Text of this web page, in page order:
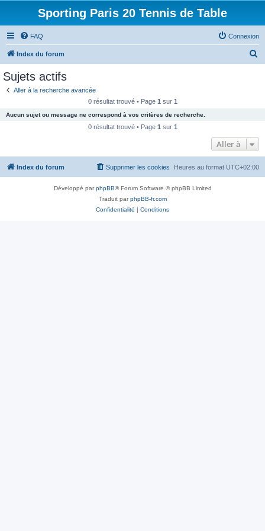
Sporting Paris 20 Tennis de Table
FAQ Connexion
Index du forum
c
e
Sujets actifs
Aller à la recherche avancée
0 résultat trouvé • Page 1 sur 1
Aucun sujet ou message ne correspond à vos critères de recherche.
0 résultat trouvé • Page 1 sur 1
Aller à
Index du forum Heures au format UTC+02:00
Supprimer les cookies
Développé parphpBB® Forum Software © phpBB Limited
Traduit parphpBB-fr.com
Confidentialité | Conditions